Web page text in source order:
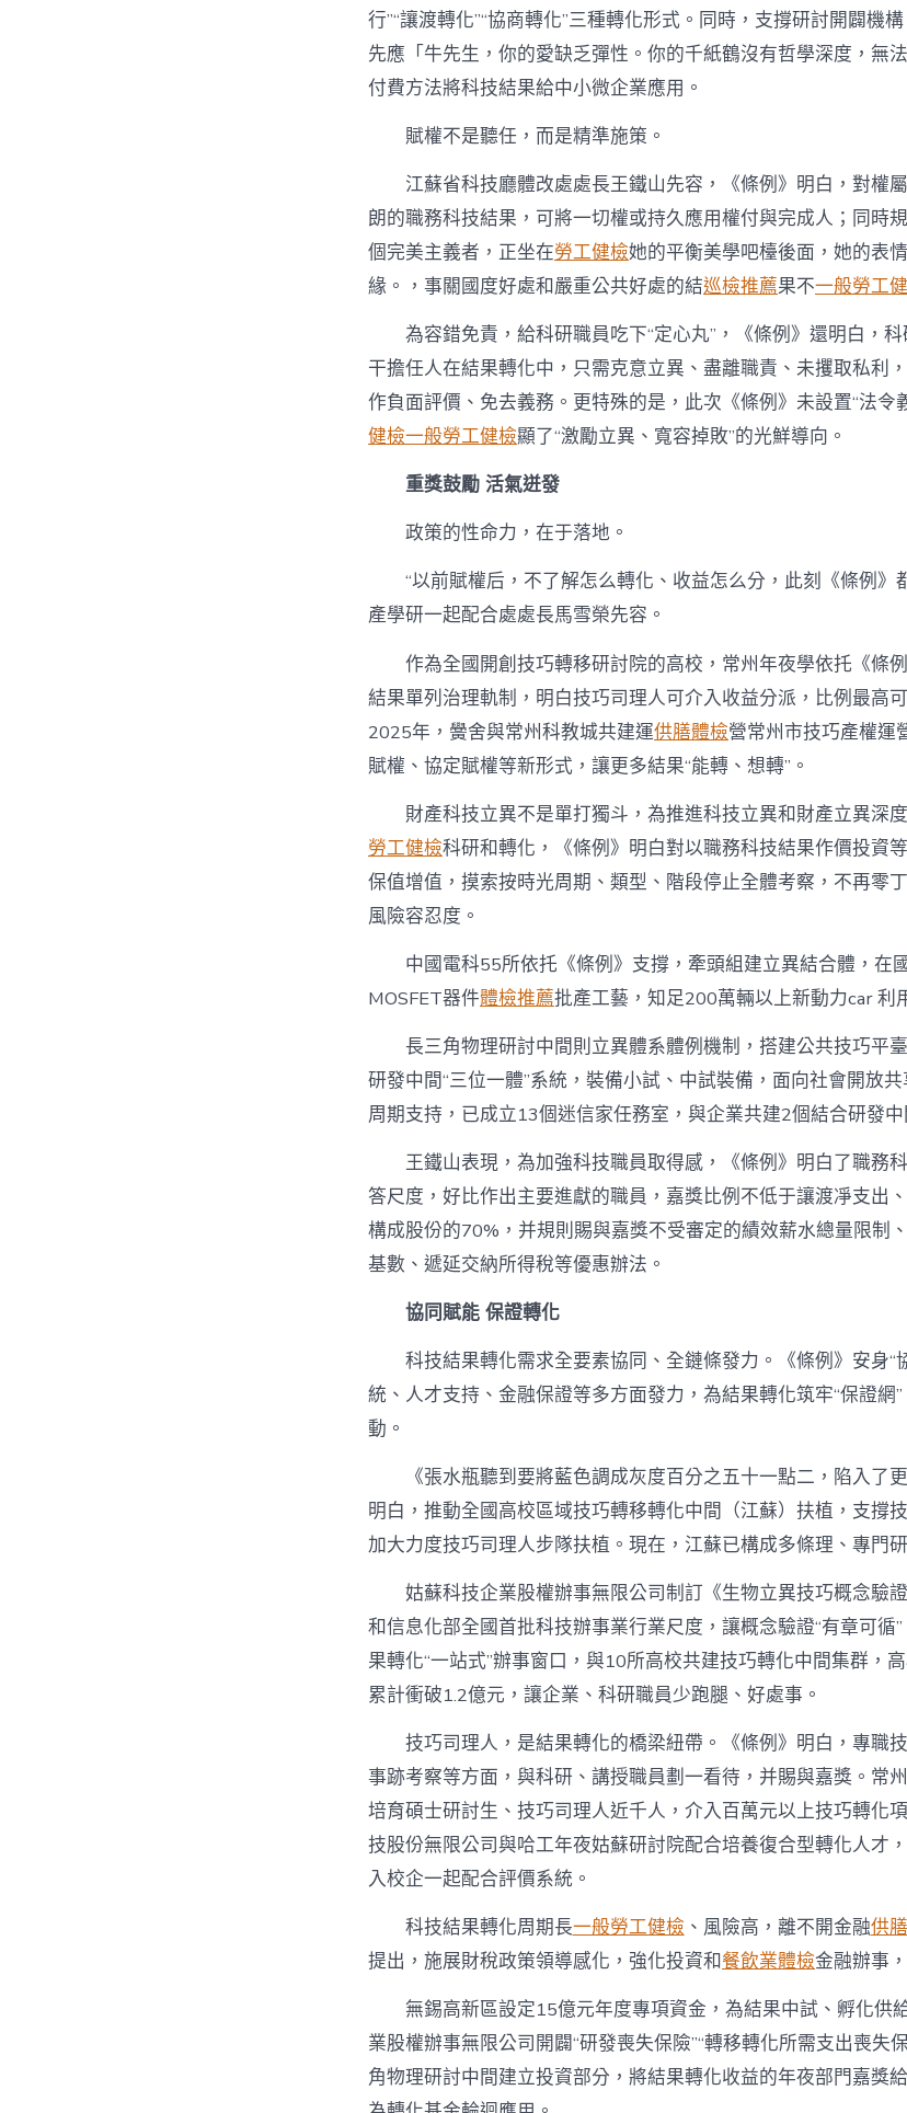
行”“讓渡轉化”“協商轉化”三種轉化形式。同時，支撐研討開闢機
先應「牛先生，你的愛缺乏彈性。你的千紙鶴沒有哲學深度，無
付費方法將科技結果給中小微企業應用。
賦權不是聽任，而是精準施策。
江蘇省科技廳體改處處長王鐵山先容，《條例》明白，對權
朗的職務科技結果，可將一切權或持久應用權付與完成人；同時
個完美主義者，正坐在勞工健檢她的平衡美學吧檯後面，她的表
緣。，事關國度好處和嚴重公共好處的結巡檢推薦果不一般勞工
為容錯免責，給科研職員吃下“定心丸”，《條例》還明白，
干擔任人在結果轉化中，只需克意立異、盡離職責、未攫取私利
作負面評價、免去義務。更特殊的是，此次《條例》未設置“法令
健檢一般勞工健檢顯了“激勵立異、寬容掉敗”的光鮮導向。
重獎鼓勵 活氣迸發
政策的性命力，在于落地。
“以前賦權后，不了解怎么轉化、收益怎么分，此刻《條例》
產學研一起配合處處長馬雪榮先容。
作為全國開創技巧轉移研討院的高校，常州年夜學依托《條
結果單列治理軌制，明白技巧司理人可介入收益分派，比例最高
2025年，黌舍與常州科教城共建運供膳體檢營常州市技巧產權運
賦權、協定賦權等新形式，讓更多結果“能轉、想轉”。
財產科技立異不是單打獨斗，為推進科技立異和財產立異深
勞工健檢科研和轉化，《條例》明白對以職務科技結果作價投資
保值增值，摸索按時光周期、類型、階段停止全體考察，不再零
風險容忍度。
中國電科55所依托《條例》支撐，牽頭組建立異結合體，在
MOSFET器件體檢推薦批產工藝，知足200萬輛以上新動力car 利
長三角物理研討中間則立異體系體例機制，搭建公共技巧平
研發中間“三位一體”系統，裝備小試、中試裝備，面向社會開放
周期支持，已成立13個迷信家任務室，與企業共建2個結合研發中
王鐵山表現，為加強科技職員取得感，《條例》明白了職務
答尺度，好比作出主要進獻的職員，嘉獎比例不低于讓渡凈支出
構成股份的70%，并規則賜與嘉獎不受審定的績效薪水總量限制
基數、遞延交納所得稅等優惠辦法。
協同賦能 保證轉化
科技結果轉化需求全要素協同、全鏈條發力。《條例》安身“
統、人才支持、金融保證等多方面發力，為結果轉化筑牢“保證網
動。
《張水瓶聽到要將藍色調成灰度百分之五十一點二，陷入了
明白，推動全國高校區域技巧轉移轉化中間（江蘇）扶植，支撐
加大力度技巧司理人步隊扶植。現在，江蘇已構成多條理、專門
姑蘇科技企業股權辦事無限公司制訂《生物立異技巧概念驗
和信息化部全國首批科技辦事業行業尺度，讓概念驗證“有章可循
果轉化“一站式”辦事窗口，與10所高校共建技巧轉化中間集群，
累計衝破1.2億元，讓企業、科研職員少跑腿、好處事。
技巧司理人，是結果轉化的橋梁紐帶。《條例》明白，專職
事跡考察等方面，與科研、講授職員劃一看待，并賜與嘉獎。常
培育碩士研討生、技巧司理人近千人，介入百萬元以上技巧轉化
技股份無限公司與哈工年夜姑蘇研討院配合培養復合型轉化人才
入校企一起配合評價系統。
科技結果轉化周期長一般勞工健檢 、風險高，離不開金融供
提出，施展財稅政策領導感化，強化投資和餐飲業體檢金融辦事
無錫高新區設定15億元年度專項資金，為結果中試、孵化供
業股權辦事無限公司開闢“研發喪失保險”“轉移轉化所需支出喪失
角物理研討中間建立投資部分，將結果轉化收益的年夜部門嘉獎